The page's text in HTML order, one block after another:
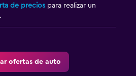
de precios para realizar un
ofertas de auto